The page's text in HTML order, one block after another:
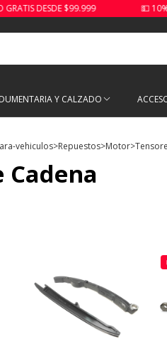
$99.999 💵 10% OFF
Y CALZADO
vehiculos>Repuestos>Motor>
Cadena